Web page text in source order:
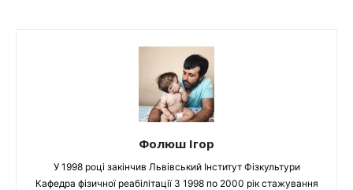
Фолюш Ігор
У 1998 році закінчив Львівський Інститут Фізкультури
Кафедра фізичної реабілітації З 1998 по 2000 рік стажування